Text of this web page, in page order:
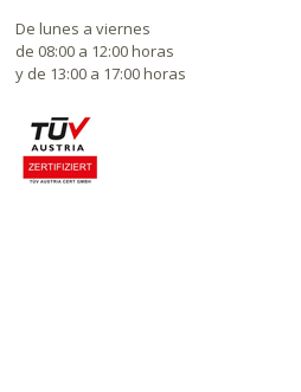
De lunes a viernes
de 08:00 a 12:00 horas
y de 13:00 a 17:00 horas